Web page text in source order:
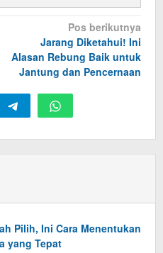
Pos berikutnya
Jarang Diketahui! Ini
Alasan Rebung Baik untuk
Jantung dan Pencernaan
Pilih, Ini Cara Menentukan
yang Tepat